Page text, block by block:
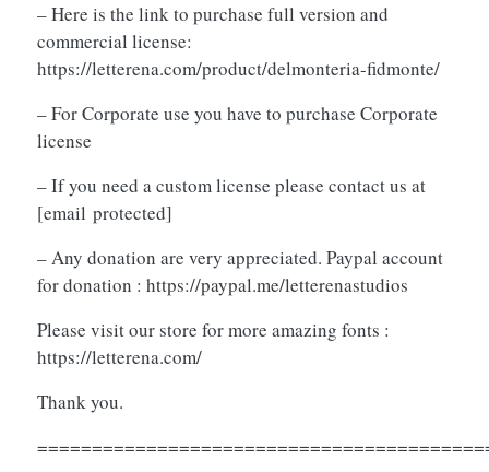
– Here is the link to purchase full version and
commercial license:
https://letterena.com/product/delmonteria-fidmonte/
– For Corporate use you have to purchase Corporate
license
– If you need a custom license please contact us at
[email protected]
– Any donation are very appreciated. Paypal account
for donation : https://paypal.me/letterenastudios
Please visit our store for more amazing fonts :
https://letterena.com/
Thank you.